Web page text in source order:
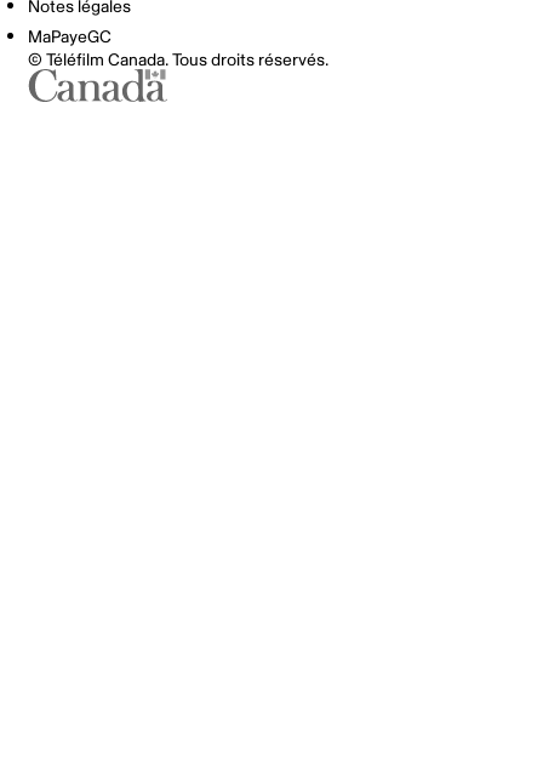
Notes légales
MaPayeGC
© Téléfilm Canada. Tous droits réservés.